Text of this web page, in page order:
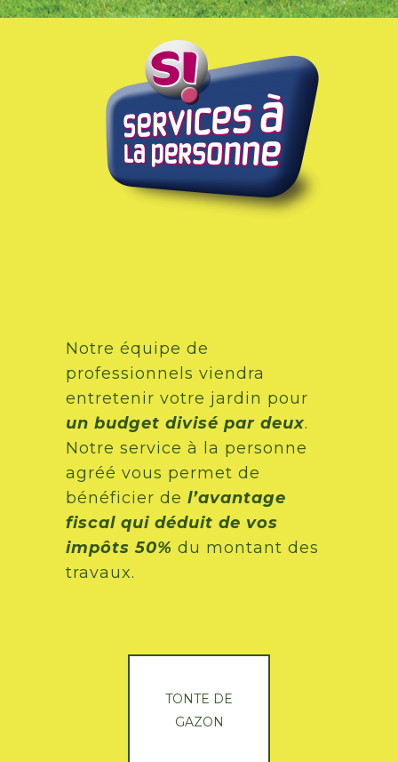
Notre équipe de
professionnels viendra
entretenir votre jardin pour
un budget divisé par deux.
Notre service à la personne
agréé vous permet de
bénéficier de l’avantage
fiscal qui déduit de vos
impôts 50% du montant des
travaux.
TONTE DE
GAZON